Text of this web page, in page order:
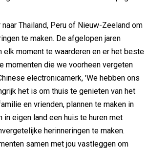
Thailand, Peru of Nieuw-Zeeland om
te maken. De afgelopen jaren
elk moment te waarderen en er het beste
momenten die we voorheen vergeten
electronicamerk, 'We hebben ons
het is om thuis te genieten van het
en vrienden, plannen te maken in
eigen land een huis te huren met
herinneringen te maken.
samen met jou vastleggen om